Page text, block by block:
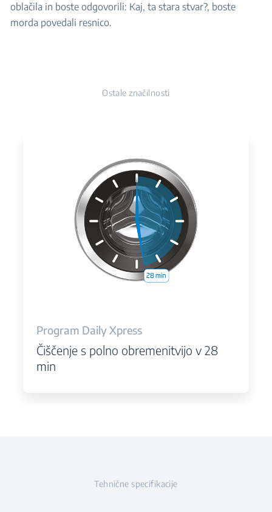
oblačila in boste odgovorili: Kaj, ta stara stvar?, boste
morda povedali resnico.
Ostale značilnosti
Program Daily Xpress
Čiščenje s polno obremenitvijo v 28
min
Tehnične specifikacije